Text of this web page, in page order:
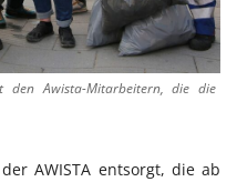
den Awista-Mitarbeitern, die die
AWISTA entsorgt, die ab